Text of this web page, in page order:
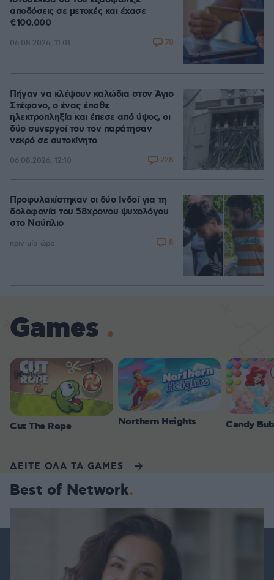
αποδόσεις σε μετοχές και έχασε
€100.000
06.08.2026, 11:01 70
Πήγαν να κλέψουν καλώδια στον Άγιο
Στέφανο, ο ένας έπαθε
ηλεκτροπληξία και έπεσε από ύψος, οι
δύο συνεργοί του τον παράτησαν
νεκρό σε αυτοκίνητο
06.08.2026, 12:10 228
Προφυλακίστηκαν οι δύο Ινδοί για τη
δολοφονία του 58χρονου ψυχολόγου
στο Ναύπλιο
πριν μία ώρα 8
Games
Cut The Rope Northern Heights Candy
ΔΕΙΤΕ ΟΛΑ ΤΑ GAMES
Best of Network